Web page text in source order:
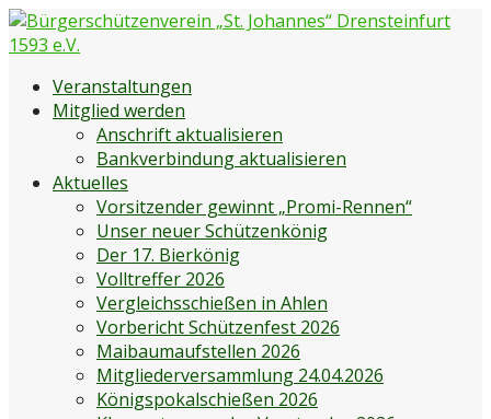
Zum
Inhalt
e.V.
Veranstaltungen
Mitglied werden
Anschrift aktualisieren
Bankverbindung aktualisieren
Aktuelles
Vorsitzender gewinnt „Promi-Rennen“
Unser neuer Schützenkönig
Der 17. Bierkönig
Volltreffer 2026
Vergleichsschießen in Ahlen
Vorbericht Schützenfest 2026
Maibaumaufstellen 2026
Mitgliederversammlung 24.04.2026
Königspokalschießen 2026